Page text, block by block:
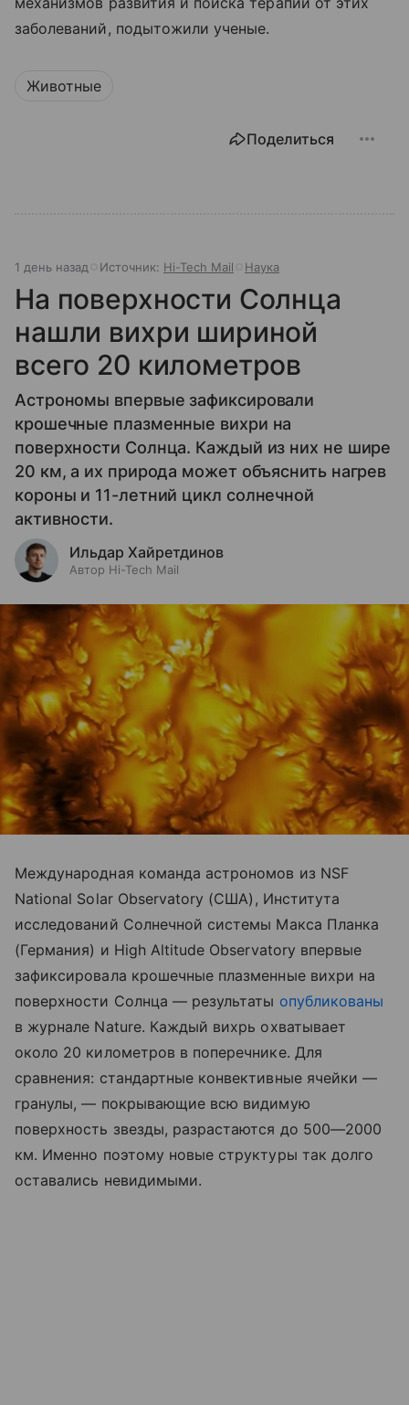
заболеваний, подытожили ученые.
Животные
Поделиться
1 день назад Источник: Hi-Tech Mail Наука
На поверхности Солнца
нашли вихри шириной
всего 20 километров
Астрономы впервые зафиксировали
крошечные плазменные вихри на
поверхности Солнца. Каждый из них не шире
20 км, а их природа может объяснить нагрев
короны и 11-летний цикл солнечной
активности.
Ильдар Хайретдинов
Автор Hi-Tech Mail
Международная команда астрономов из NSF
National Solar Observatory (США), Института
исследований Солнечной системы Макса Планка
(Германия) и High Altitude Observatory впервые
зафиксировала крошечные плазменные вихри на
поверхности Солнца — результаты опубликованы
в журнале Nature. Каждый вихрь охватывает
около 20 километров в поперечнике. Для
сравнения: стандартные конвективные ячейки —
гранулы, — покрывающие всю видимую
поверхность звезды, разрастаются до 500—2000
км. Именно поэтому новые структуры так долго
оставались невидимыми.